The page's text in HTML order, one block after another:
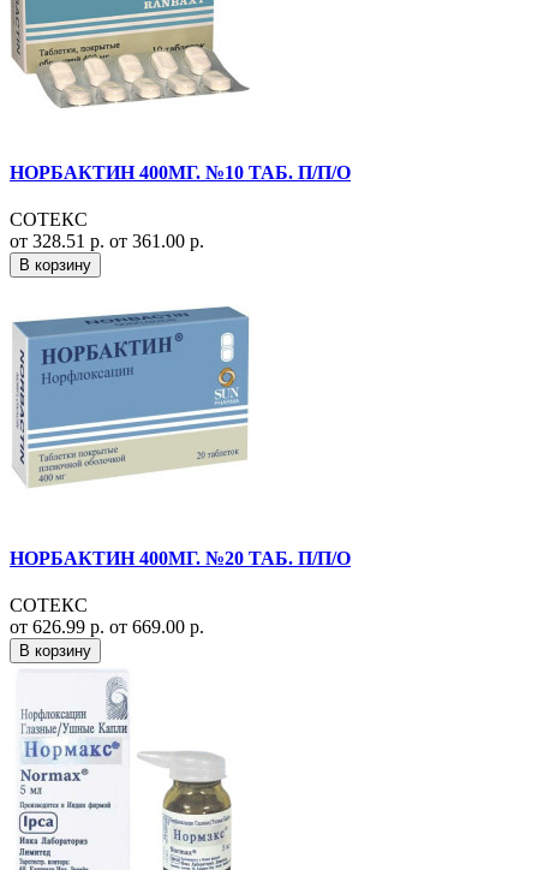
НОРБАКТИН 400МГ. №10 ТАБ. П/П/О
СОТЕКС
от 328.51 р. от 361.00 р.
В корзину
НОРБАКТИН 400МГ. №20 ТАБ. П/П/О
СОТЕКС
от 626.99 р. от 669.00 р.
В корзину